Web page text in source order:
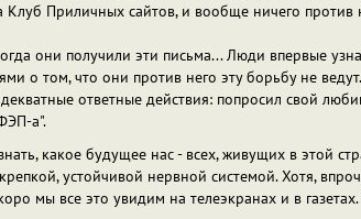
Приличных сайтов, и вообще ничего против
они получили эти письма... Люди впервые
том, что они против него эту борьбу не
ответные действия: попросил свой
а".
какое будущее нас - всех, живущих в этой
устойчивой нервной системой. Хотя,
мы все это увидим на телеэкранах и в